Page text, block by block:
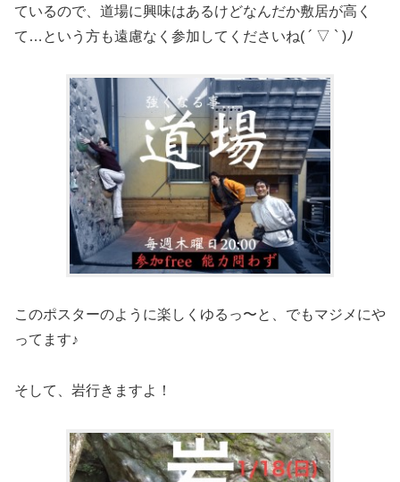
ているので、道場に興味はあるけどなんだか敷居が高く
て…という方も遠慮なく参加してくださいね( ´ ▽ ` )ﾉ
このポスターのように楽しくゆるっ〜と、でもマジメにや
ってます♪
そして、岩行きますよ！